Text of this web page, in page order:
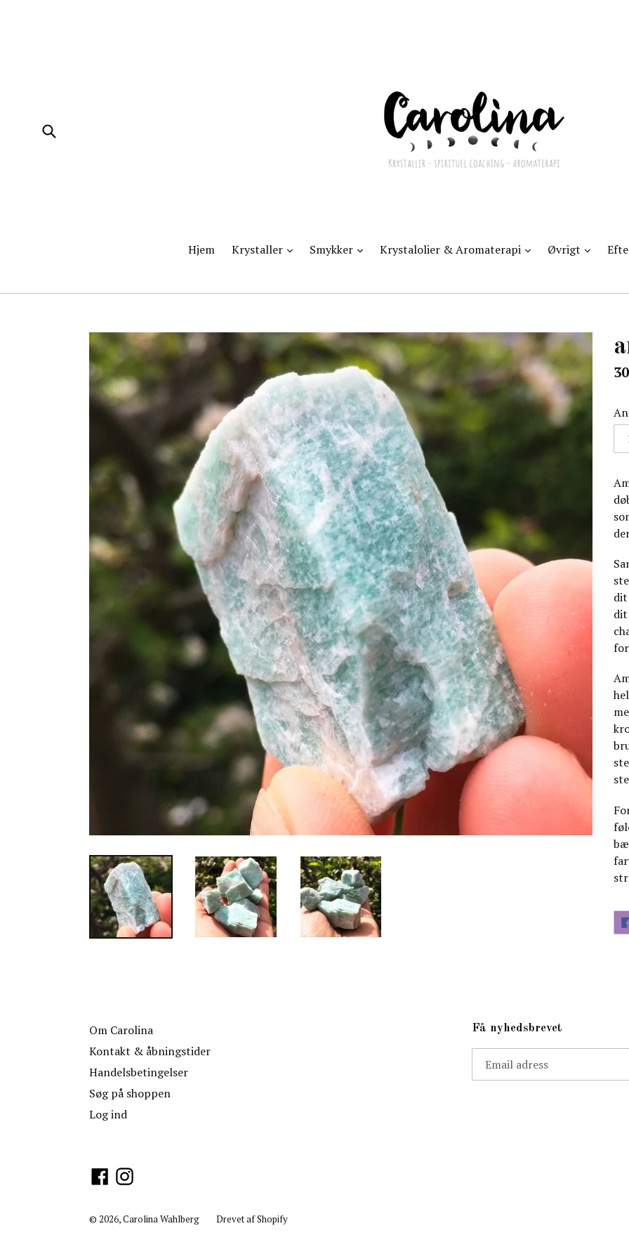
Hjem Krystaller udvidSmykker udvidKrystalolier & Aromaterapi udvidØvrigt udvid
dit
Om Carolina
Kontakt & åbningstider
Handelsbetingelser
Søg på shoppen
Log ind
Få nyhedsbrevet
FacebookInstagram
© 2026,Carolina Wahlberg Drevet af Shopify